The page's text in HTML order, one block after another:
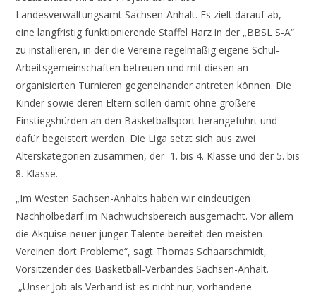
Landesverwaltungsamt Sachsen-Anhalt. Es zielt darauf ab,
eine langfristig funktionierende Staffel Harz in der „BBSL S-A“
zu installieren, in der die Vereine regelmäßig eigene Schul-
Arbeitsgemeinschaften betreuen und mit diesen an
organisierten Turnieren gegeneinander antreten können. Die
Kinder sowie deren Eltern sollen damit ohne größere
Einstiegshürden an den Basketballsport herangeführt und
dafür begeistert werden. Die Liga setzt sich aus zwei
Alterskategorien zusammen, der 1. bis 4. Klasse und der 5. bis
8. Klasse.
„Im Westen Sachsen-Anhalts haben wir eindeutigen
Nachholbedarf im Nachwuchsbereich ausgemacht. Vor allem
die Akquise neuer junger Talente bereitet den meisten
Vereinen dort Probleme“, sagt Thomas Schaarschmidt,
Vorsitzender des Basketball-Verbandes Sachsen-Anhalt.
„Unser Job als Verband ist es nicht nur, vorhandene